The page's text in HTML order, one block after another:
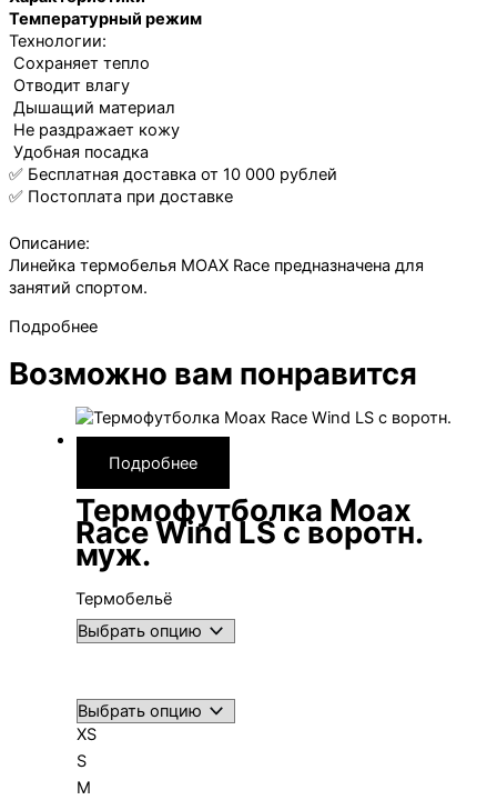
муж.
Температурный режим
Технологии:
Сохраняет тепло
Отводит влагу
Дышащий материал
Не раздражает кожу
Удобная посадка
✅ Бесплатная доставка от 10 000 рублей
✅ Постоплата при доставке
Описание:
Линейка термобелья MOAX Race предназначена для
занятий спортом.
Подробнее
Возможно вам понравится
Подробнее
Термофутболка Moax
Race Wind LS с воротн.
муж.
Термобельё
XS
S
M